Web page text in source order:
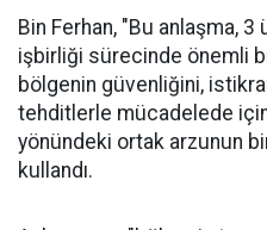
Bin Ferhan, "Bu anlaşma,
işbirliği sürecinde önemli
bölgenin güvenliğini,
tehditlerle mücadelede
yönündeki ortak arzunun
kullandı.